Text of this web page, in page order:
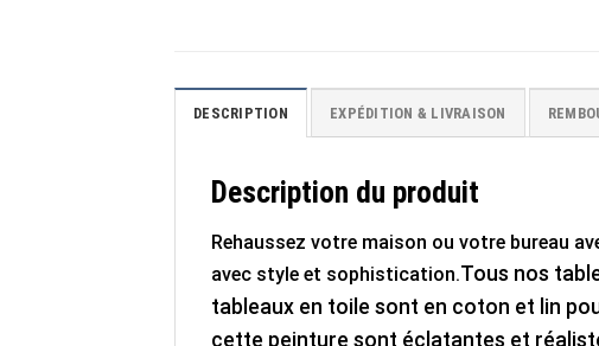
DESCRIPTION EXPÉDITION & LIVRAISON
Description du produit
Rehaussez votre maison ou votre bureau
avec style et sophistication.Tous nos
tableaux en toile sont en coton et lin
cette peinture sont éclatantes et